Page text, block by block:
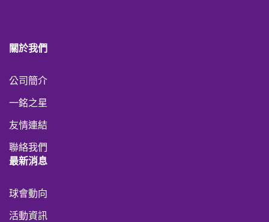
關於我們
公司簡介
一銘之星
友情連結
聯絡我們
最新消息
球會動向
活動資訊